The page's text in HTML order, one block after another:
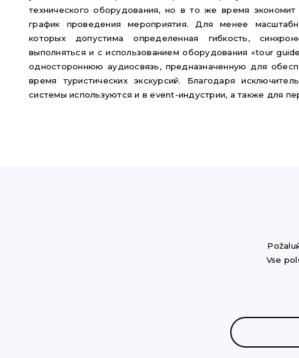
технического оборудования, но в то же время
график проведения мероприятия. Для менее
которых допустима определенная гибкость,
выполняться и с использованием оборудования «tour
одностороннюю аудиосвязь, предназначенную для
время туристических экскурсий. Благодаря
системы используются и в event-индустрии, а также для
Vse